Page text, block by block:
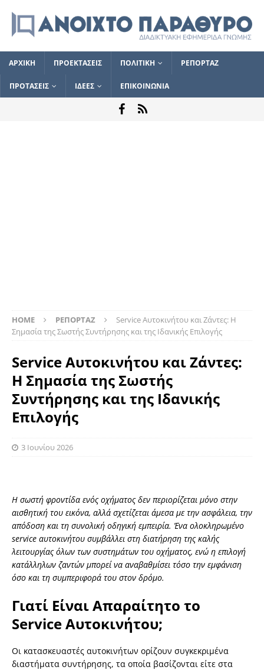
ΑΡΧΙΚΗ ΠΡΟΕΚΤΑΣΕΙΣ ΠΟΛΙΤΙΚΗ ΡΕΠΟΡΤΑΖ
ΠΡΟΤΑΣΕΙΣ ΙΔΕΕΣ ΕΠΙΚΟΙΝΩΝΙΑ
HOME ΡΕΠΟΡΤΑΖ
Service Αυτοκινήτου και Ζάντες: Η
Σημασία της Σωστής Συντήρησης και της Ιδανικής Επιλογής
Service Αυτοκινήτου και Ζάντες:
Η Σημασία της Σωστής
Συντήρησης και της Ιδανικής
Επιλογής
3 Ιουνίου 2026
Η σωστή φροντίδα ενός οχήματος δεν περιορίζεται μόνο στην
αισθητική του εικόνα, αλλά σχετίζεται άμεσα με την ασφάλεια, την
απόδοση και τη συνολική οδηγική εμπειρία. Ένα ολοκληρωμένο
service αυτοκινήτου συμβάλλει στη διατήρηση της καλής
λειτουργίας όλων των συστημάτων του οχήματος, ενώ η επιλογή
κατάλληλων ζαντών μπορεί να αναβαθμίσει τόσο την εμφάνιση
όσο και τη συμπεριφορά του στον δρόμο.
Γιατί Είναι Απαραίτητο το
Service Αυτοκινήτου;
Οι κατασκευαστές αυτοκινήτων ορίζουν συγκεκριμένα
διαστήματα συντήρησης, τα οποία βασίζονται είτε στα